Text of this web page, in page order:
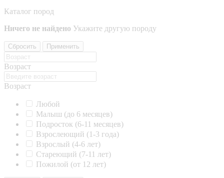
Каталог пород
Ничего не найдено Укажите другую породу
Сбросить Применить
Возраст
Возраст
Любой
Малыш (до 6 месяцев)
Подросток (6-11 месяцев)
Взрослеющий (1-3 года)
Взрослый (4-6 лет)
Стареющий (7-11 лет)
Пожилой (от 12 лет)